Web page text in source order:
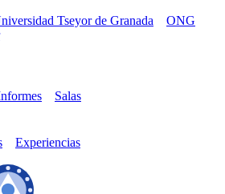
Tseyor de Granada
ONG
Salas
Experiencias